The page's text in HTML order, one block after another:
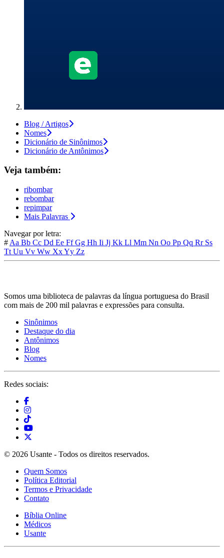
Blog / Artigos
Nomes
Dicionário de Sinônimos
Dicionário de Antônimos
Veja também:
ribombar
rebombar
repimpar
Mais Palavras
Navegar por letra:
# Aa Bb Cc Dd Ee FfGg Hh Ii Jj Kk Ll Mm Nn Oo Pp Qq Rr Ss
Tt Uu Vv Ww XxYy Zz
Somos uma biblioteca de palavras da língua portuguesa do Brasil
com mais de 200 mil palavras e expressões para consulta.
Sinônimos
Destaque do dia
Antônimos
Blog
Nomes
Redes sociais:
© 2026 Usante - Todos os direitos reservados.
Quem Somos
Política Editorial
Termos e Privacidade
Contato
Bíblia Online
Médicos
Usante